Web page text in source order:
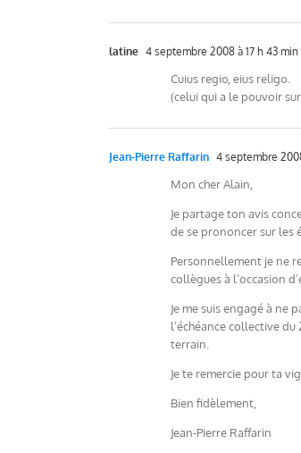
latine 4 septembre 2008 à 17 h 43 min
Cuius regio, eius religo.
(celui qui a le pouvoir
Jean-Pierre Raffarin 4 septembre
Mon cher Alain,
Je partage ton avis
de se prononcer sur les
Personnellement je ne
collègues à l’occasion
Je me suis engagé à ne
l’échéance collective
terrain.
Je te remercie pour ta
Bien fidèlement,
Jean-Pierre Raffarin